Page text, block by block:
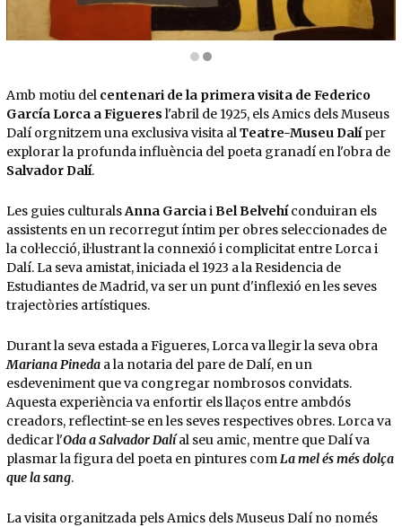
Amb motiu del centenari de la primera visita de Federico
García Lorca a Figueres l'abril de 1925, els Amics dels Museus
Dalí orgnitzem una exclusiva visita alTeatre-Museu Dalíper
explorar la profunda influència del poeta granadí en l'obra de
Salvador Dalí.
Les guies culturalsAnna GarciaiBel Belvehíconduiran els
assistents en un recorregut íntim per obres seleccionades de
la col·lecció, il·lustrant la connexió i complicitat entre Lorca i
Dalí. La seva amistat, iniciada el 1923 a la Residencia de
Estudiantes de Madrid, va ser un punt d'inflexió en les seves
trajectòries artístiques.
Durant la seva estada a Figueres, Lorca va llegir la seva obra
Mariana Pineda a la notaria del pare de Dalí, en un
esdeveniment que va congregar nombrosos convidats.
Aquesta experiència va enfortir els llaços entre ambdós
creadors, reflectint-se en les seves respectives obres. Lorca va
dedicar l'Oda a Salvador Dalíal seu amic, mentre que Dalí va
plasmar la figura del poeta en pintures comLa mel és més dolça
que la sang.
La visita organitzada pels Amics dels Museus Dalí no només